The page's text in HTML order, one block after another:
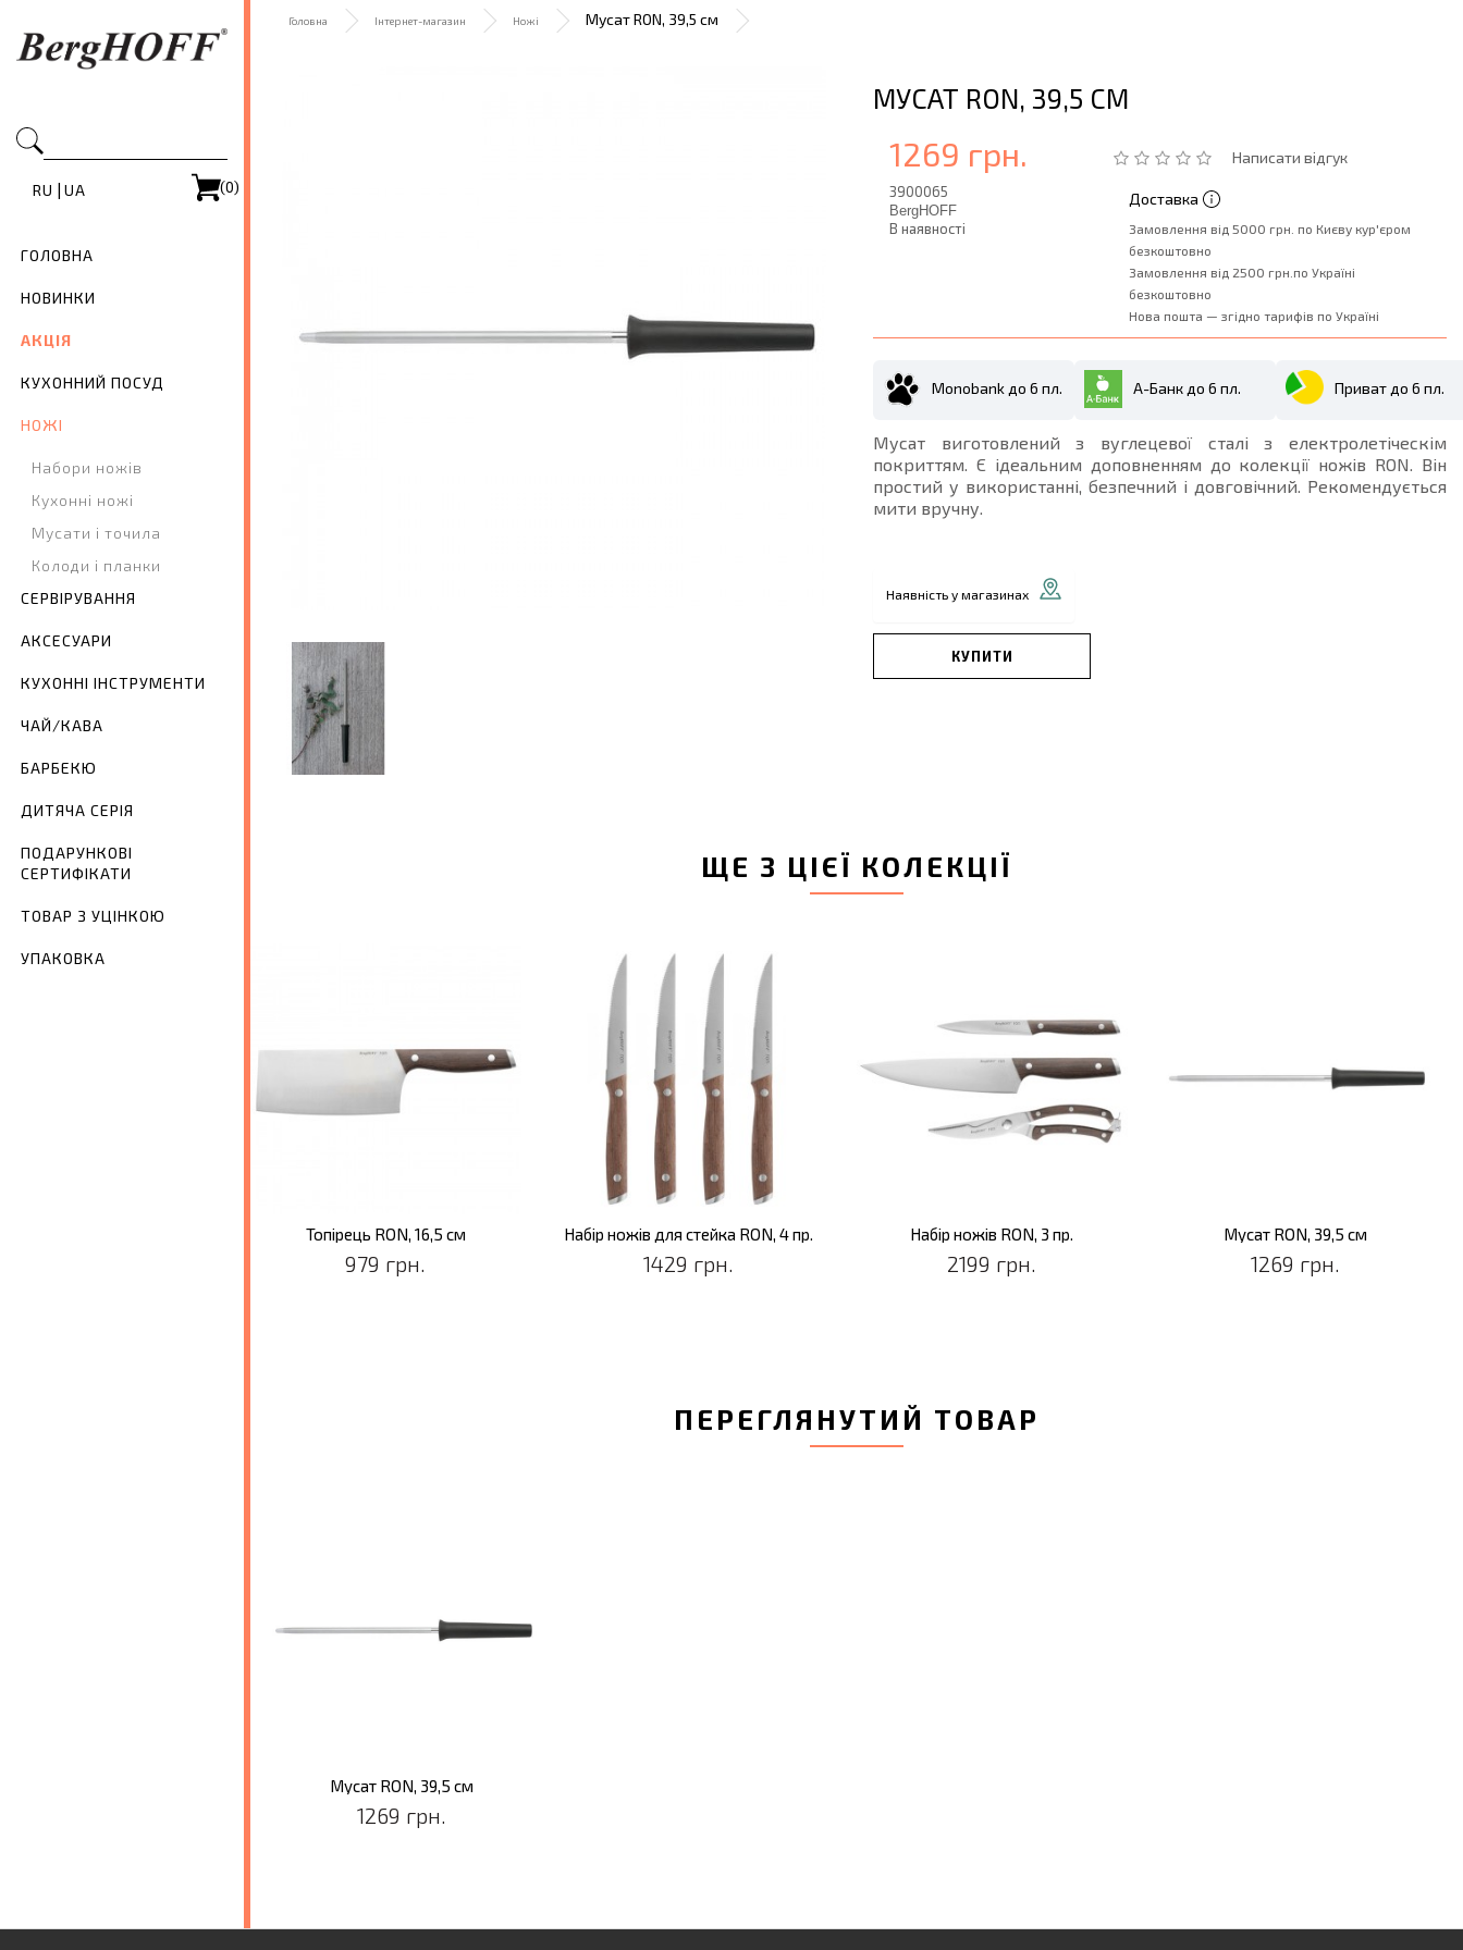
RU | UA (0)
ГОЛОВНА
НОВИНКИ
АКЦІЯ
КУХОННИЙ ПОСУД
НОЖІ
Набори ножів
Кухонні ножі
Мусати і точила
Колоди і планки
СЕРВІРУВАННЯ
АКСЕСУАРИ
КУХОННІ ІНСТРУМЕНТИ
ЧАЙ/КАВА
БАРБЕКЮ
ДИТЯЧА СЕРІЯ
ПОДАРУНКОВІ
СЕРТИФІКАТИ
ТОВАР З УЦІНКОЮ
УПАКОВКА
Головна Інтернет-магазин Ножі Мусат RON, 39,5 см
МУСАТ RON, 39,5 СМ
Написати відгук
1269 грн.
3900065
BergHOFF
В наявності
Доставка
Замовлення від 5000 грн. по Києву кур'єром
безкоштовно
Замовлення від 2500 грн.по Україні
безкоштовно
Нова пошта — згідно тарифів по Україні
Monobank до 6 пл. А-Банк до 6 пл. Приват до 6 пл.
Мусат виготовлений з вуглецевої сталі з електролетіческім
покриттям. Є ідеальним доповненням до колекції ножів RON. Він
простий у використанні, безпечний і довговічний. Рекомендується
мити вручну.
Наявність у магазинах
КУПИТИ
ЩЕ З ЦІЄЇ КОЛЕКЦІЇ
Топірець RON, 16,5 см
979 грн.
Набір ножів для стейка RON, 4 пр.
1429 грн.
Набір ножів RON, 3 пр.
2199 грн.
Мусат RON, 39,5 см
1269 грн.
ПЕРЕГЛЯНУТИЙ ТОВАР
Мусат RON, 39,5 см
1269 грн.